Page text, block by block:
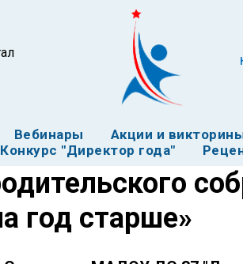
Вебинары Акции и
Конкурс "Директор года"
год старше»